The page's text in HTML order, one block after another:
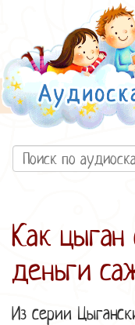
Как
деньги
Из серии